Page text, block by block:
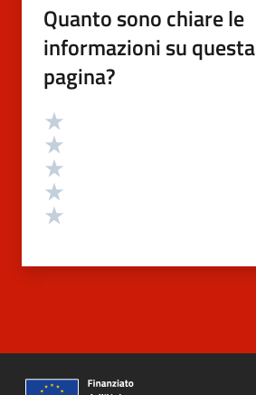
Quanto sono chiare le
informazioni su questa
pagina?
Valutazione